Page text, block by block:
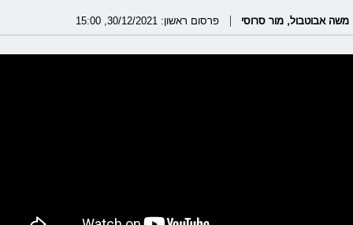
משה אבוטבול, מור סרוסי פרסום ראשון: 30/12/2021, 15:00